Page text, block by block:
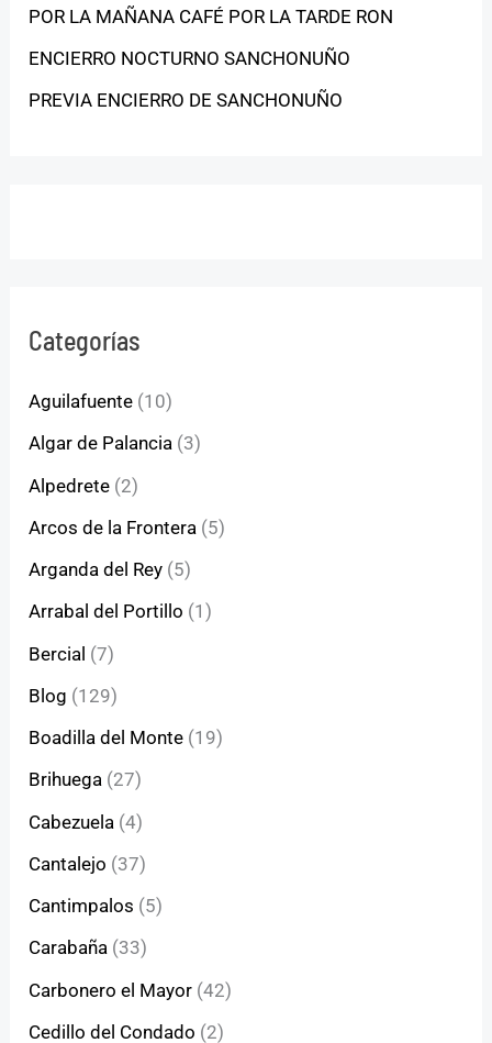
POR LA MAÑANA CAFÉ POR LA TARDE RON
ENCIERRO NOCTURNO SANCHONUÑO
PREVIA ENCIERRO DE SANCHONUÑO
Categorías
Aguilafuente (10)
Algar de Palancia (3)
Alpedrete (2)
Arcos de la Frontera (5)
Arganda del Rey (5)
Arrabal del Portillo (1)
Bercial (7)
Blog (129)
Boadilla del Monte (19)
Brihuega (27)
Cabezuela (4)
Cantalejo (37)
Cantimpalos (5)
Carabaña (33)
Carbonero el Mayor (42)
Cedillo del Condado (2)